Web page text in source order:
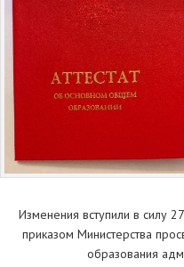
Изменения вступили в силу
приказом Министерства
образования